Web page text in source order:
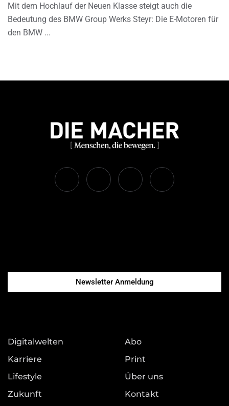
Mit dem Hochlauf der Neuen Klasse steigt auch die
Bedeutung des BMW Group Werks Steyr: Die E-Motoren für
den BMW
Newsletter Anmeldung
Digitalwelten
Karriere
Lifestyle
Zukunft
Abo
Print
Über uns
Kontakt